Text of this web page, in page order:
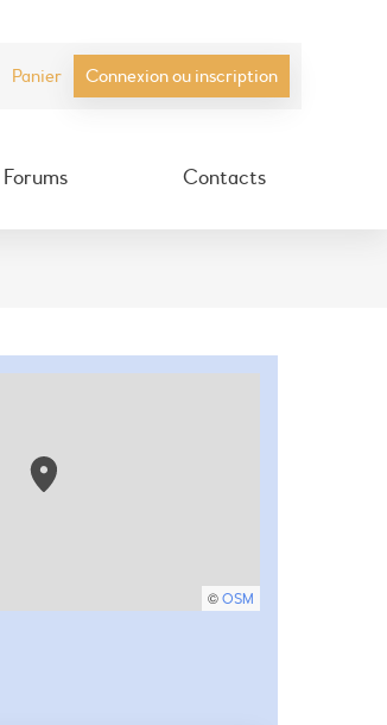
Panier Connexion ou inscription
Forums Contacts
© OSM